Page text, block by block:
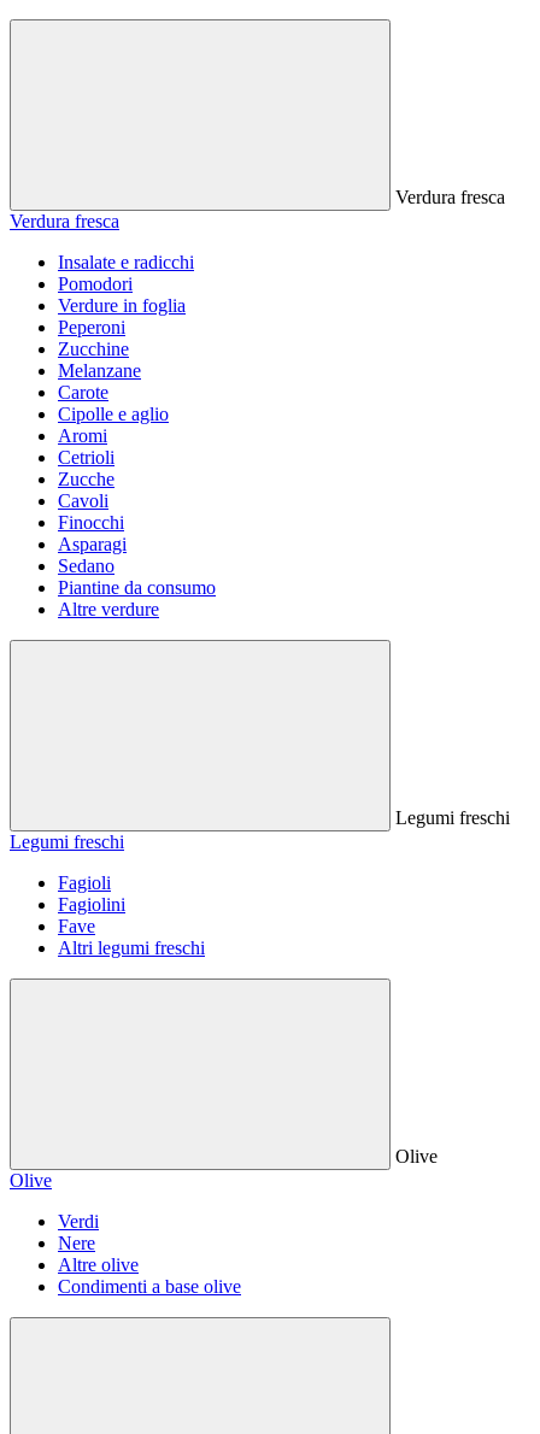
Verdura fresca
Verdura fresca
Insalate e radicchi
Pomodori
Verdure in foglia
Peperoni
Zucchine
Melanzane
Carote
Cipolle e aglio
Aromi
Cetrioli
Zucche
Cavoli
Finocchi
Asparagi
Sedano
Piantine da consumo
Altre verdure
Legumi freschi
Legumi freschi
Fagioli
Fagiolini
Fave
Altri legumi freschi
Olive
Olive
Verdi
Nere
Altre olive
Condimenti a base olive